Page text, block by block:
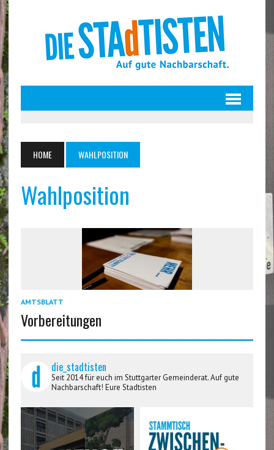
HOME WAHLPOSITION
Wahlposition
AMTSBLATT
Vorbereitungen
die_stadtisten
Seit 2014 für euch im Stuttgarter Gemeinderat. Auf gute
Nachbarschaft! Eure Stadtisten